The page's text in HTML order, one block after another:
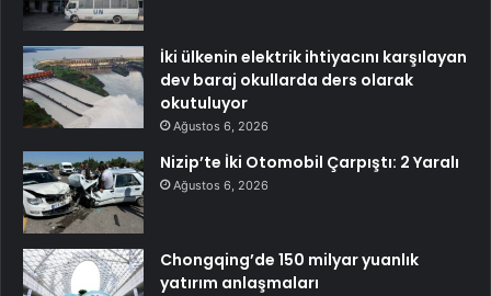
İki ülkenin elektrik ihtiyacını karşılayan
dev baraj okullarda ders olarak
okutuluyor
Ağustos 6, 2026
Nizip’te İki Otomobil Çarpıştı: 2 Yaralı
Ağustos 6, 2026
Chongqing’de 150 milyar yuanlık
yatırım anlaşmaları